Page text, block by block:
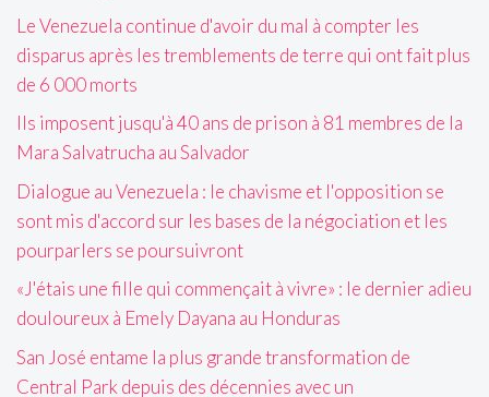
Le Venezuela continue d'avoir du mal à compter les
disparus après les tremblements de terre qui ont fait plus
de 6 000 morts
Ils imposent jusqu'à 40 ans de prison à 81 membres de la
Mara Salvatrucha au Salvador
Dialogue au Venezuela : le chavisme et l'opposition se
sont mis d'accord sur les bases de la négociation et les
pourparlers se poursuivront
«J'étais une fille qui commençait à vivre» : le dernier adieu
douloureux à Emely Dayana au Honduras
San José entame la plus grande transformation de
Central Park depuis des décennies avec un